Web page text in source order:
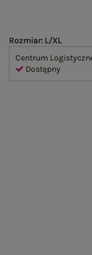
Rozmiar: L/XL
Centrum
Dostępny